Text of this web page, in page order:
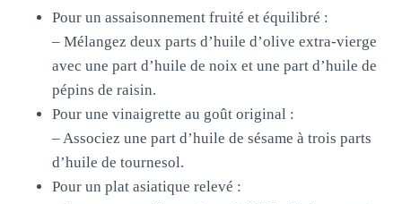
Pour un assaisonnement fruité et équilibré :
– Mélangez deux parts d’huile d’olive extra-vierge
avec une part d’huile de noix et une part d’huile de
pépins de raisin.
Pour une vinaigrette au goût original :
– Associez une part d’huile de sésame à trois parts
d’huile de tournesol.
Pour un plat asiatique relevé :